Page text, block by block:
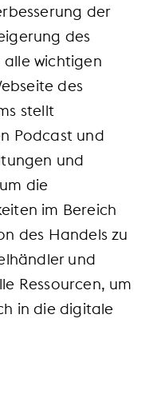
der
des
alle wichtigen
des
stellt
Podcast und
und
die
im Bereich
des Handels zu
und
Ressourcen, um
in die digitale